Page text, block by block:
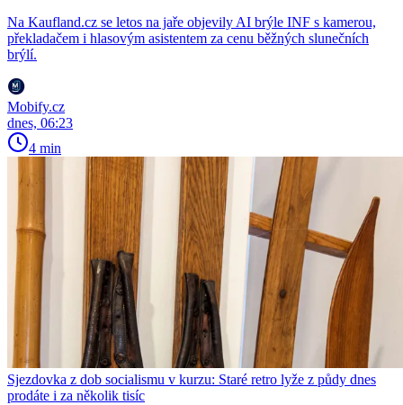
Na Kaufland.cz se letos na jaře objevily AI brýle INF s kamerou,
překladačem i hlasovým asistentem za cenu běžných slunečních
brýlí.
Mobify.cz
dnes, 06:23
4 min
Sjezdovka z dob socialismu v kurzu: Staré retro lyže z půdy dnes
prodáte i za několik tisíc